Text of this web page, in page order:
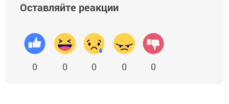
Оставляйте реакции
0 0 0 0 0